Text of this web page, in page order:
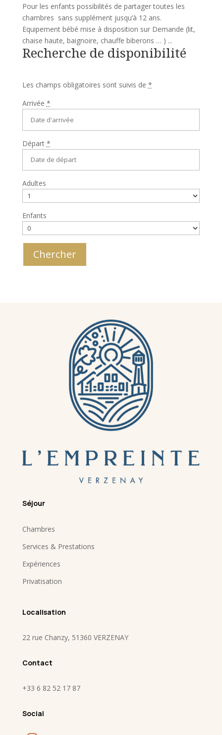
Pour les enfants possibilités de partager toutes les
chambres sans supplément jusqu’à 12 ans.
Equipement bébé mise à disposition sur Demande (lit,
chaise haute, baignoire, chauffe biberons … ) ...
Recherche de disponibilité
Les champs obligatoires sont suivis de *
Arrivée *
Départ *
Adultes
Enfants
Séjour
Chambres
Services & Prestations
Expériences
Privatisation
Localisation
22 rue Chanzy, 51360 VERZENAY
Contact
+33 6 82 52 17 87
Social